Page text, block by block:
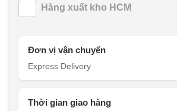
Hàng xuất kho HCM
Đơn vị vận chuyển
Express Delivery
Thời gian giao hàng